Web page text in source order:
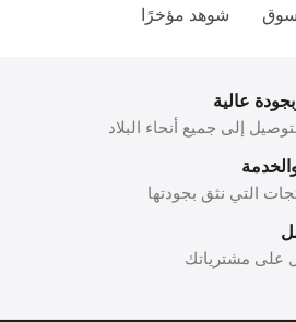
شوهد مؤخرًا
عالية
إلى جميع أنحاء البلاد
التي نثق بجودتها
على مشترياتك